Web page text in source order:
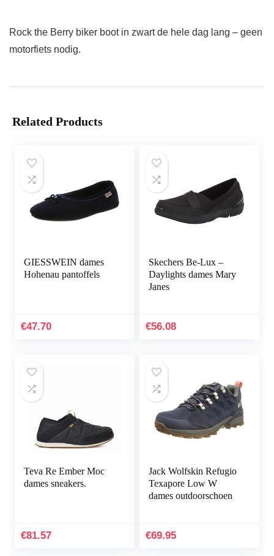
Rock the Berry biker boot in zwart de hele dag lang – geen
motorfiets nodig.
Related Products
GIESSWEIN dames
Hohenau pantoffels
€47.70
Skechers Be-Lux –
Daylights dames Mary
Janes
€56.08
Teva Re Ember Moc
dames sneakers.
€81.57
Jack Wolfskin Refugio
Texapore Low W
dames outdoorschoen
€69.95